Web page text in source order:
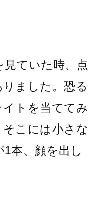
ていた時、点
ました。恐る
トを当ててみ
こには小さな
本、顔を出し